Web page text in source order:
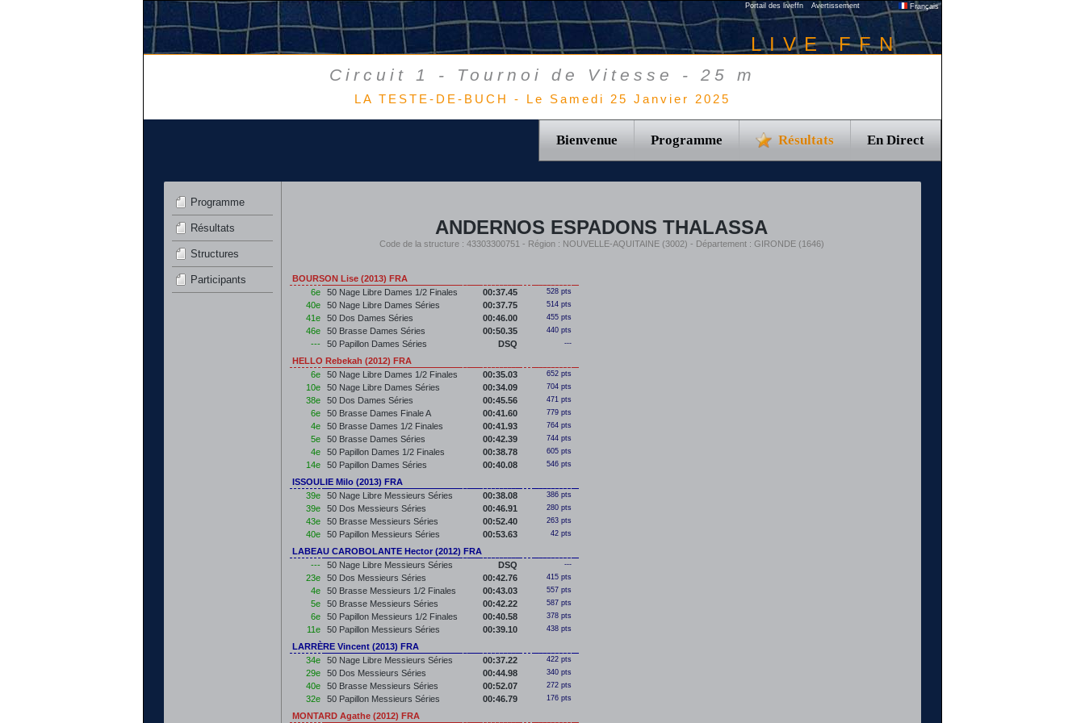
Portail des liveffn Avertissement Français
LIVE FFN
Circuit 1 - Tournoi de Vitesse - 25 m
LA TESTE-DE-BUCH - Le Samedi 25 Janvier 2025
Bienvenue Programme Résultats En Direct
Programme
Résultats
Structures
Participants
ANDERNOS ESPADONS THALASSA
Code de la structure : 43303300751 - Région : NOUVELLE-AQUITAINE (3002) - Département : GIRONDE (1646)
BOURSON Lise (2013) FRA
6e
50 Nage Libre Dames 1/2 Finales 00:37.45 528 pts
40e 50 Nage Libre Dames Séries 00:37.75 514 pts
41e 50 Dos Dames Séries 00:46.00 455 pts
46e 50 Brasse Dames Séries 00:50.35 440 pts
--- 50 Papillon Dames Séries DSQ ---
HELLO Rebekah (2012) FRA
6e
50 Nage Libre Dames 1/2 Finales 00:35.03 652 pts
10e 50 Nage Libre Dames Séries 00:34.09 704 pts
38e 50 Dos Dames Séries 00:45.56 471 pts
6e 50 Brasse Dames Finale A 00:41.60 779 pts
4e 50 Brasse Dames 1/2 Finales 00:41.93 764 pts
5e 50 Brasse Dames Séries 00:42.39 744 pts
4e 50 Papillon Dames 1/2 Finales 00:38.78 605 pts
14e 50 Papillon Dames Séries 00:40.08 546 pts
ISSOULIE Milo (2013) FRA
39e
50 Nage Libre Messieurs Séries 00:38.08 386 pts
39e 50 Dos Messieurs Séries 00:46.91 280 pts
43e 50 Brasse Messieurs Séries 00:52.40 263 pts
40e 50 Papillon Messieurs Séries 00:53.63 42 pts
LABEAU CAROBOLANTE Hector (2012) FRA
---
50 Nage Libre Messieurs Séries DSQ ---
23e 50 Dos Messieurs Séries 00:42.76 415 pts
4e 50 Brasse Messieurs 1/2 Finales 00:43.03 557 pts
5e 50 Brasse Messieurs Séries 00:42.22 587 pts
6e 50 Papillon Messieurs 1/2 Finales 00:40.58 378 pts
11e 50 Papillon Messieurs Séries 00:39.10 438 pts
LARRÈRE Vincent (2013) FRA
34e
50 Nage Libre Messieurs Séries 00:37.22 422 pts
29e 50 Dos Messieurs Séries 00:44.98 340 pts
40e 50 Brasse Messieurs Séries 00:52.07 272 pts
32e 50 Papillon Messieurs Séries 00:46.79 176 pts
MONTARD Agathe (2012) FRA